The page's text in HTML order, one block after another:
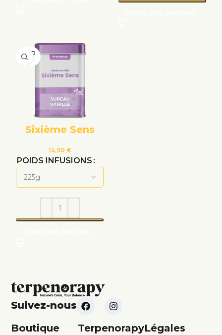
VEND
U
Sixième Sens
14,90 €
POIDS INFUSIONS
Suivez-nous
Boutique
TerpenorapyLégales